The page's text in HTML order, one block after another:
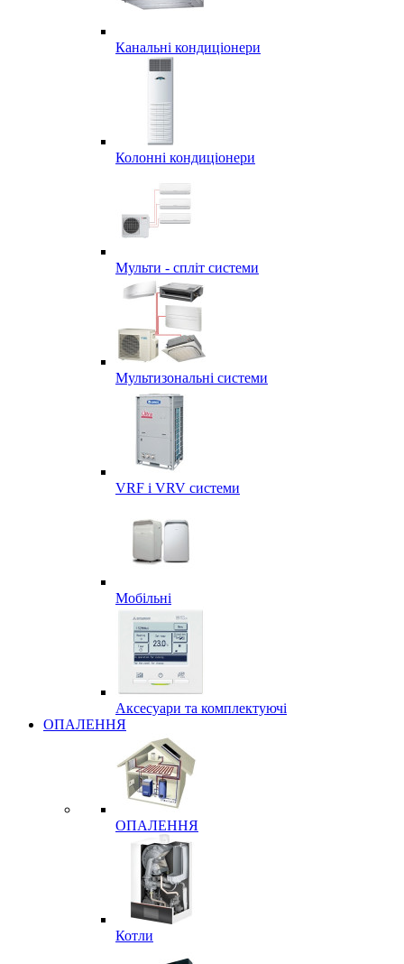
Канальні кондиціонери
Колонні кондиціонери
Мульти - спліт системи
Мультизональні системи
VRF і VRV системи
Мобільні
Аксесуари та комплектуючі
ОПАЛЕННЯ
ОПАЛЕННЯ
Котли